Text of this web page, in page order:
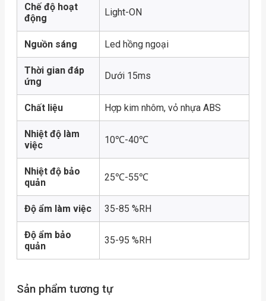
Chế độ hoạt
động
Light-ON
Nguồn sáng Led hồng ngoại
Thời gian đáp
ứng
Dưới 15ms
Chất liệu Hợp kim nhôm, vỏ nhựa ABS
Nhiệt độ làm
việc
10℃-40℃
Nhiệt độ bảo
quản
25℃-55℃
Độ ẩm làm việc 35-85 %RH
Độ ẩm bảo
quản
35-95 %RH
Sản phẩm tương tự